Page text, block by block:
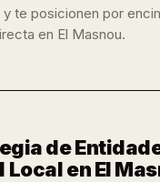
te posicionen por
en El Masnou.
de
en El